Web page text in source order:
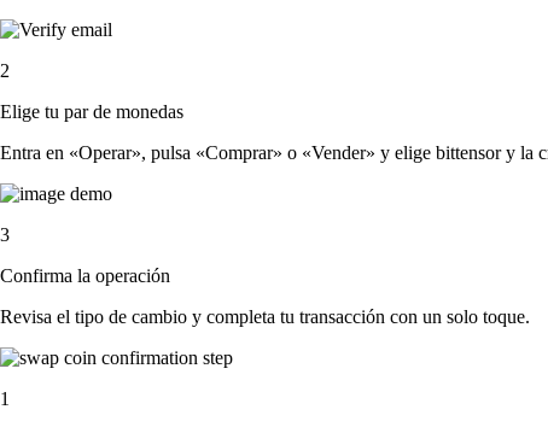
2
Elige tu par de monedas
Entra en «Operar», pulsa «Comprar» o «Vender» y elige bittensor y la
3
Confirma la operación
Revisa el tipo de cambio y completa tu transacción con un solo toque.
1